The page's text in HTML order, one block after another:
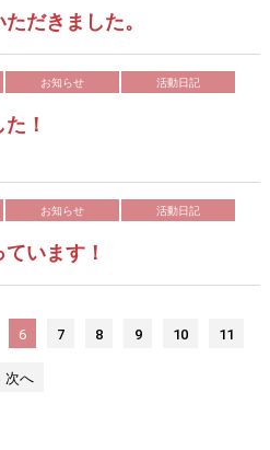
だきました。
お知らせ 活動日記
！
お知らせ 活動日記
います！
6 7 8 9 10 11
次へ